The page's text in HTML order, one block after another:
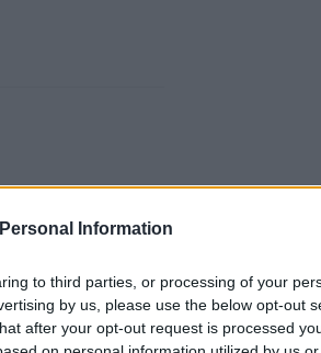
Information
to third parties, or processing of your
by us, please use the below opt-out
after your opt-out request is processed
θέσεις του
γι’ αυτό!